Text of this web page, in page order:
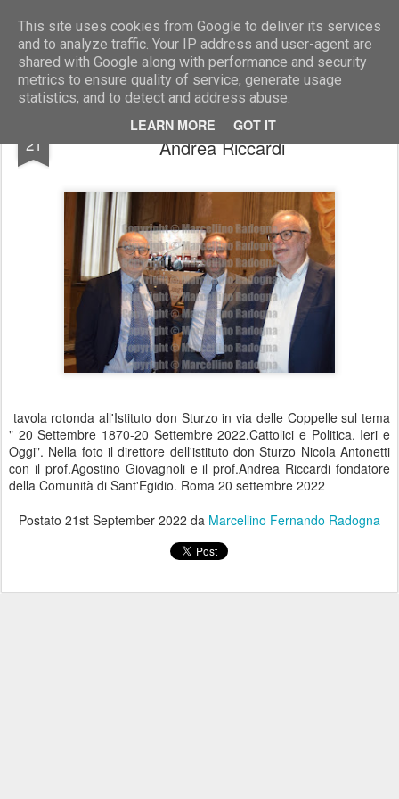
This site uses cookies from Google to deliver its services
and to analyze traffic. Your IP address and user-agent are
shared with Google along with performance and security
metrics to ensure quality of service, generate usage
statistics, and to detect and address abuse.
LEARN MORE GOT IT
Marcellino Radogna - Fotonotizie per la stampa
21
Nicola Antonetti con Agostino Giovagnoli e
Andrea Riccardi
tavola rotonda all'Istituto don Sturzo in via delle Coppelle sul tema
" 20 Settembre 1870-20 Settembre 2022.Cattolici e Politica. Ieri e
Oggi". Nella foto il direttore dell'istituto don Sturzo Nicola Antonetti
con il prof.Agostino Giovagnoli e il prof.Andrea Riccardi fondatore
della Comunità di Sant'Egidio. Roma 20 settembre 2022
Postato 21st September 2022 da Marcellino Fernando Radogna